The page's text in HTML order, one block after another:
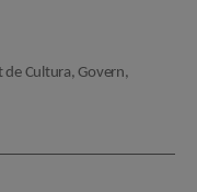
de Cultura,Govern,